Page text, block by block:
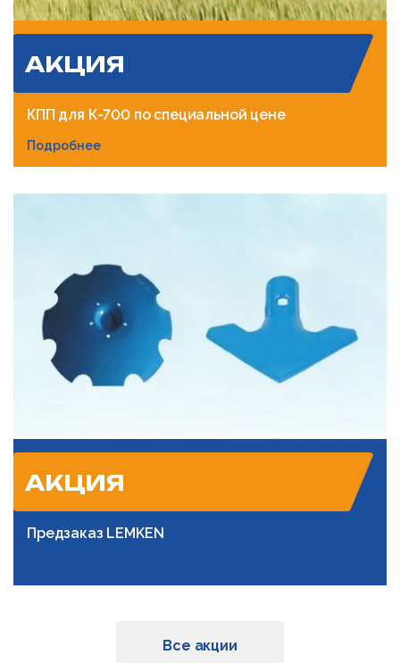
АКЦИЯ
КПП для К-700 по специальной цене
Подробнее
АКЦИЯ
Предзаказ LEMKEN
Все акции